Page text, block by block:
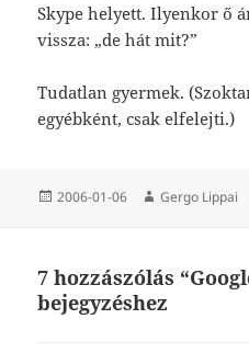
Skype helyett. Ilyenkor ő
vissza: „de hát mit?”
Tudatlan gyermek.
egyébként, csak elfelejti.)
Közzétéve
2006-01-06 Szerző
Gergo Lippai
7 hozzászólás
bejegyzéshez